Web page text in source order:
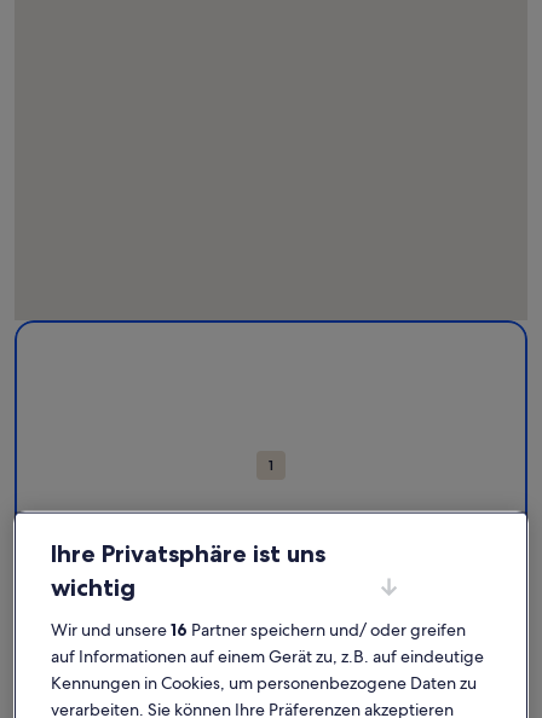
Karte
1
Santuari de Sant Salvador
Weitere Informationen zu Santuari de Sant Salvador. Wird
Santuari de Sant Salvador: Finde
Ihre Privatsphäre ist uns
wichtig
Wir und unsere16 Partner speichern und/ oder greifen
auf Informationen auf einem Gerät zu, z.B. auf eindeutige
Kennungen in Cookies, um personenbezogene Daten zu
verarbeiten. Sie können Ihre Präferenzen akzeptieren